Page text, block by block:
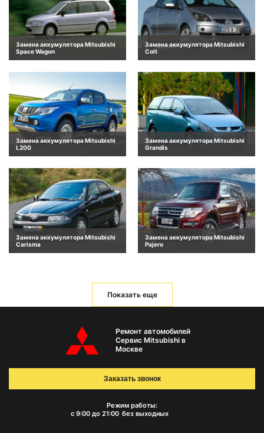
Замена аккумулятора Mitsubishi
Space Wagon
Замена аккумулятора Mitsubishi
Colt
Замена аккумулятора Mitsubishi
L200
Замена аккумулятора Mitsubishi
Grandis
Замена аккумулятора Mitsubishi
Carisma
Замена аккумулятора Mitsubishi
Pajero
Показать еще
Ремонт автомобилей
Сервис Mitsubishi в
Москве
Режим работы:
с 9:00 до 21:00 без выходных
Заказать звонок